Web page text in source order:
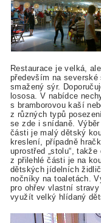
Restaurace je velká,
především na
smažený sýr.
lososa. V nabídce
s bramborovou kaší
z různých typů
se zde i snídaně.
části je malý dětský
kreslení, případně
uprostřed „stolu“,
z přilehlé části je na
dětských jídelních
nočníky na toaletách.
pro ohřev vlastní
využít velký hlídaný